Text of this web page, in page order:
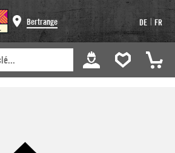
Bertrange DE | FR